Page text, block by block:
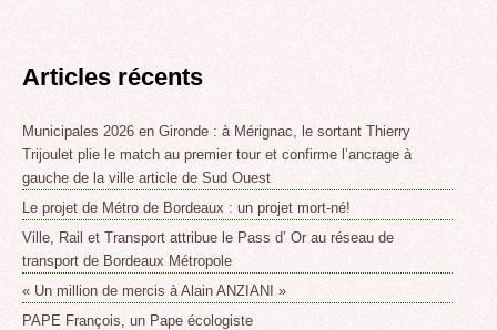
Articles récents
Municipales 2026 en Gironde : à Mérignac, le sortant Thierry
Trijoulet plie le match au premier tour et confirme l’ancrage à
gauche de la ville article de Sud Ouest
Le projet de Métro de Bordeaux : un projet mort-né!
Ville, Rail et Transport attribue le Pass d’ Or au réseau de
transport de Bordeaux Métropole
« Un million de mercis à Alain ANZIANI »
PAPE François, un Pape écologiste